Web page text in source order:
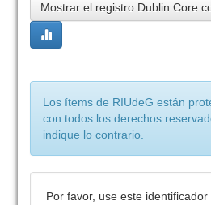
Mostrar el registro Dublin Core
Los ítems de RIUdeG están
con todos los derechos
indique lo contrario.
Por favor, use este